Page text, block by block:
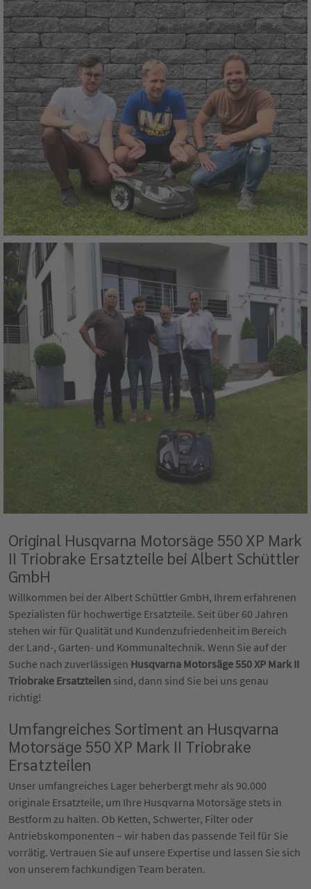
Original Husqvarna Motorsäge 550 XP Mark
II Triobrake Ersatzteile bei Albert Schüttler
GmbH
Willkommen bei der Albert Schüttler GmbH, Ihrem erfahrenen
Spezialisten für hochwertige Ersatzteile. Seit über 60 Jahren
stehen wir für Qualität und Kundenzufriedenheit im Bereich
der Land-, Garten- und Kommunaltechnik. Wenn Sie auf der
Suche nach zuverlässigen Husqvarna Motorsäge 550 XP Mark II
Triobrake Ersatzteilen sind, dann sind Sie bei uns genau
richtig!
Umfangreiches Sortiment an Husqvarna
Motorsäge 550 XP Mark II Triobrake
Ersatzteilen
Unser umfangreiches Lager beherbergt mehr als 90.000
originale Ersatzteile, um Ihre Husqvarna Motorsäge stets in
Bestform zu halten. Ob Ketten, Schwerter, Filter oder
Antriebskomponenten – wir haben das passende Teil für Sie
vorrätig. Vertrauen Sie auf unsere Expertise und lassen Sie sich
von unserem fachkundigen Team beraten.